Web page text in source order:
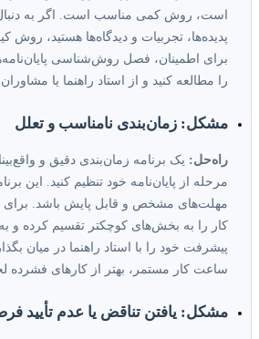
است، روش کمی مناسب است. اگر به
پدیده‌ها، تجربیات و دیدگاه‌ها هستید، روش
برای اطمینان، فصل روش‌شناسی
را مطالعه کنید و از استاد راهنما یا
مشکل: زمان‌بندی نامناسب و تعلل
راه‌حل: یک برنامه زمان‌بندی دقیق و
مرحله از پایان‌نامه خود تنظیم کنید. این
مهلت‌های مشخص و قابل پایش باشد. برای
کار را به بخش‌های کوچکتر تقسیم کرده و
پیشرفت خود را با استاد راهنما در میان
ساعت کار مستمر، بهتر از کارهای
مشکل: یافتن تناقض یا عدم تأیید